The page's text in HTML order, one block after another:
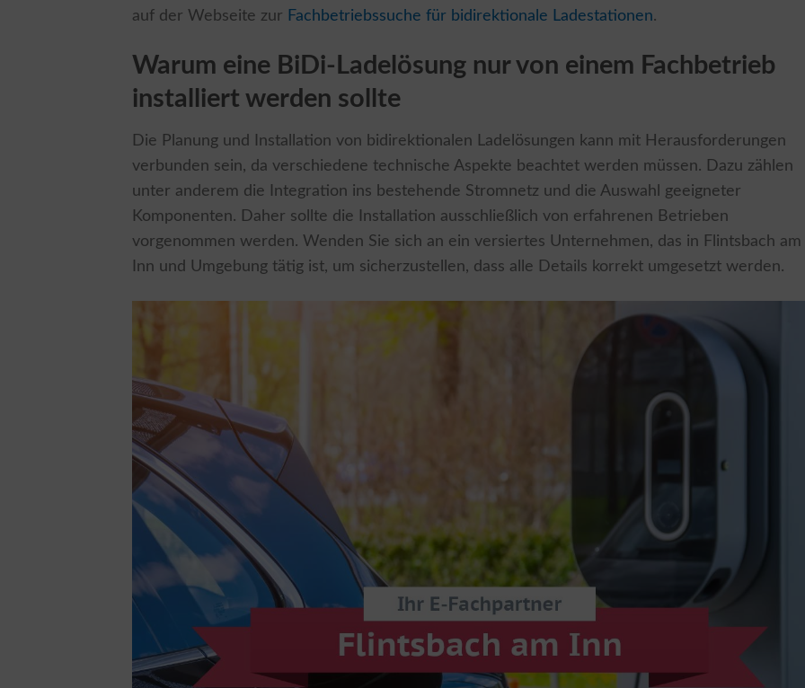
auf der Webseite zur Fachbetriebssuche für bidirektionale Ladestationen.
Warum eine BiDi-Ladelösung nur von einem Fachbetrieb
installiert werden sollte
Die Planung und Installation von bidirektionalen Ladelösungen kann mit Herausforderungen
verbunden sein, da verschiedene technische Aspekte beachtet werden müssen. Dazu zählen
unter anderem die Integration ins bestehende Stromnetz und die Auswahl geeigneter
Komponenten. Daher sollte die Installation ausschließlich von erfahrenen Betrieben
vorgenommen werden. Wenden Sie sich an ein versiertes Unternehmen, das in Flintsbach am
Inn und Umgebung tätig ist, um sicherzustellen, dass alle Details korrekt umgesetzt werden.